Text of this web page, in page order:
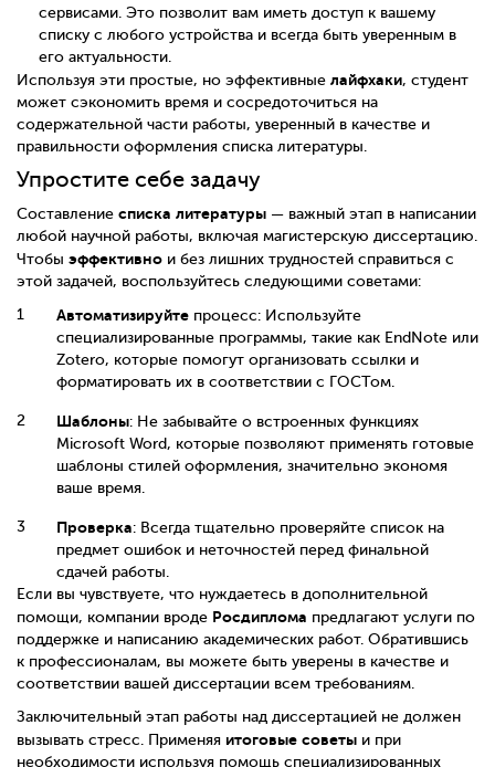
сервисами. Это позволит вам иметь доступ к вашему
списку с любого устройства и всегда быть уверенным в
его актуальности.
Используя эти простые, но эффективные лайфхаки, студент
может сэкономить время и сосредоточиться на
содержательной части работы, уверенный в качестве и
правильности оформления списка литературы.
Упростите себе задачу
Составление списка литературы — важный этап в написании
любой научной работы, включая магистерскую диссертацию.
Чтобы эффективно и без лишних трудностей справиться с
этой задачей, воспользуйтесь следующими советами:
Автоматизируйте процесс: Используйте
специализированные программы, такие как EndNote или
Zotero, которые помогут организовать ссылки и
форматировать их в соответствии с ГОСТом.
Шаблоны: Не забывайте о встроенных функциях
Microsoft Word, которые позволяют применять готовые
шаблоны стилей оформления, значительно экономя
ваше время.
Проверка: Всегда тщательно проверяйте список на
предмет ошибок и неточностей перед финальной
сдачей работы.
Если вы чувствуете, что нуждаетесь в дополнительной
помощи, компании вроде Росдиплома предлагают услуги по
поддержке и написанию академических работ. Обратившись
к профессионалам, вы можете быть уверены в качестве и
соответствии вашей диссертации всем требованиям.
Заключительный этап работы над диссертацией не должен
вызывать стресс. Применяя итоговые советы и при
необходимости используя помощь специализированных